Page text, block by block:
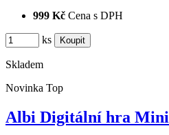
999 Kč Cena s DPH
ks
Skladem
Novinka Top
Albi Digitální hra